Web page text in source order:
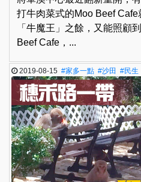
打牛肉菜式的Moo Beef
「牛魔王」之餘，又能照顧
Beef Cafe，...
2019-08-15#家多一點 #沙田 #民生